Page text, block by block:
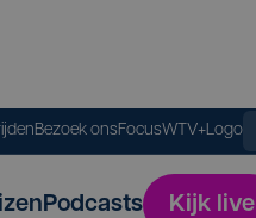
Bezoek onsFocusWTV+Logo
Podcasts Kijk live